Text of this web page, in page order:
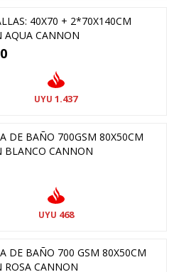
40X70 + 2*70X140CM
AQUA CANNON
UYU 1.437
DE BAÑO 700GSM 80X50CM
BLANCO CANNON
UYU 468
DE BAÑO 700 GSM 80X50CM
ROSA CANNON